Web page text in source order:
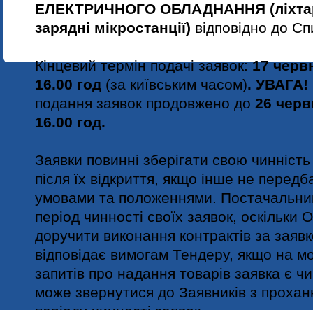
ЕЛЕКТРИЧНОГО ОБЛАДНАННЯ
зарядні мікростанції) відповідно до
Кінцевий термін подачі заявок:17
16.00 год (за київським часом). УВАГА!
подання заявок продовжено до 26
16.00 год.
Заявки повинні зберігати свою
після їх відкриття, якщо інше не
умовами та положеннями.
період чинності своїх заявок, оскільки
доручити виконання контрактів за
відповідає вимогам Тендеру, якщо на
запитів про надання товарів заявка є
може звернутися до Заявників з